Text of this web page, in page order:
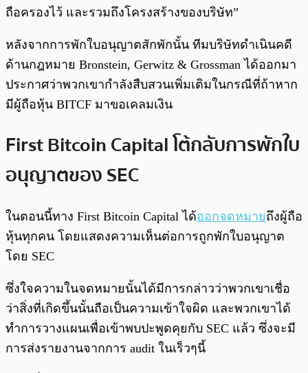
ถือครองไว้ และรวมถึงโครงสร้างของบริษัท”
หลังจากการพักใบอนุญาตสักพักนั้น ทีมบริษัทดำเนินคดี
ด้านกฎหมาย Bronstein, Gerwitz & Grossman ได้ออกมา
ประกาศว่าพวกเขากำลังสืบสวนเพิ่มเติมในกรณีที่ถ้าหาก
มีผู้ถือหุ้น BITCF มาขอเคลมเงิน
First Bitcoin Capital โต้กลับการพักใบ
อนุญาตของ SEC
ในตอนนี้ทาง First Bitcoin Capital ได้ออกจดหมายถึงผู้ถือ
หุ้นทุกคน โดยแสดงความเห็นต่อการถูกพักใบอนุญาต
โดย SEC
ซึ่งใจความในจดหมายนั้นได้มีการกล่าวว่าพวกเขาเชื่อ
ว่าสิ่งที่เกิดขึ้นนั้นถือเป็นความเข้าใจผิด และพวกเขาได้
ทำการวางแผนเพื่อเข้าพบปะพูดคุยกับ SEC แล้ว ซึ่งจะมี
การส่งรายงานจากการ audit ในเร็วๆนี้